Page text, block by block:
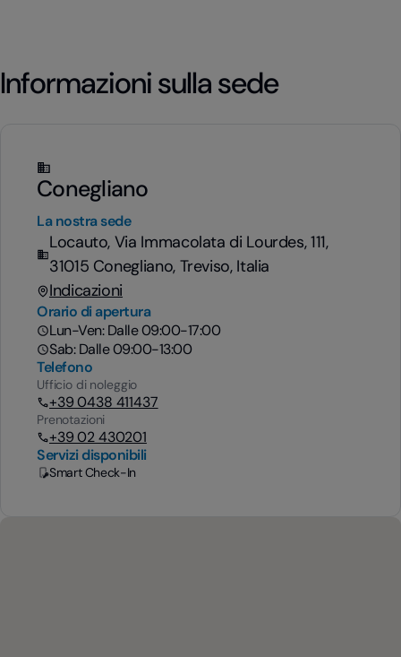
Informazioni sulla sede
Conegliano
La nostra sede
Locauto, Via Immacolata di Lourdes, 111,
31015 Conegliano, Treviso, Italia
Indicazioni
Orario di apertura
Lun-Ven: Dalle 09:00-17:00
Sab: Dalle 09:00-13:00
Telefono
Ufficio di noleggio
+39 0438 411437
Prenotazioni
+39 02 430201
Servizi disponibili
Smart Check-In